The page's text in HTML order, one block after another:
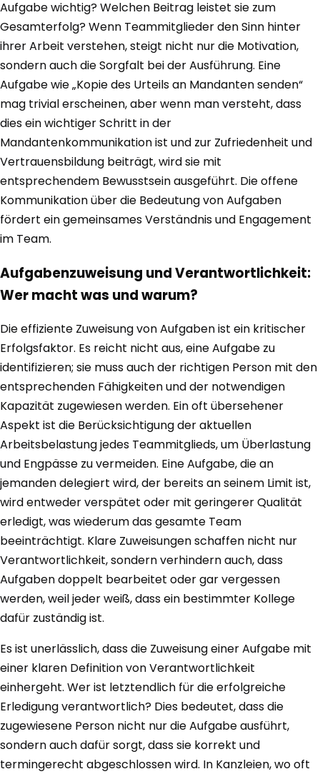
Aufgabe wichtig? Welchen Beitrag leistet sie zum
Gesamterfolg? Wenn Teammitglieder den Sinn hinter
ihrer Arbeit verstehen, steigt nicht nur die Motivation,
sondern auch die Sorgfalt bei der Ausführung. Eine
Aufgabe wie „Kopie des Urteils an Mandanten senden“
mag trivial erscheinen, aber wenn man versteht, dass
dies ein wichtiger Schritt in der
Mandantenkommunikation ist und zur Zufriedenheit und
Vertrauensbildung beiträgt, wird sie mit
entsprechendem Bewusstsein ausgeführt. Die offene
Kommunikation über die Bedeutung von Aufgaben
fördert ein gemeinsames Verständnis und Engagement
im Team.
Aufgabenzuweisung und Verantwortlichkeit:
Wer macht was und warum?
Die effiziente Zuweisung von Aufgaben ist ein kritischer
Erfolgsfaktor. Es reicht nicht aus, eine Aufgabe zu
identifizieren; sie muss auch der richtigen Person mit den
entsprechenden Fähigkeiten und der notwendigen
Kapazität zugewiesen werden. Ein oft übersehener
Aspekt ist die Berücksichtigung der aktuellen
Arbeitsbelastung jedes Teammitglieds, um Überlastung
und Engpässe zu vermeiden. Eine Aufgabe, die an
jemanden delegiert wird, der bereits an seinem Limit ist,
wird entweder verspätet oder mit geringerer Qualität
erledigt, was wiederum das gesamte Team
beeinträchtigt. Klare Zuweisungen schaffen nicht nur
Verantwortlichkeit, sondern verhindern auch, dass
Aufgaben doppelt bearbeitet oder gar vergessen
werden, weil jeder weiß, dass ein bestimmter Kollege
dafür zuständig ist.
Es ist unerlässlich, dass die Zuweisung einer Aufgabe mit
einer klaren Definition von Verantwortlichkeit
einhergeht. Wer ist letztendlich für die erfolgreiche
Erledigung verantwortlich? Dies bedeutet, dass die
zugewiesene Person nicht nur die Aufgabe ausführt,
sondern auch dafür sorgt, dass sie korrekt und
termingerecht abgeschlossen wird. In Kanzleien, wo oft